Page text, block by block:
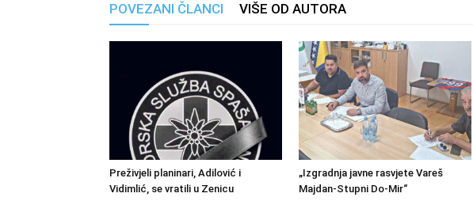
POVEZANI ČLANCI VIŠE OD AUTORA
Preživjeli planinari, Adilović i
Vidimlić, se vratili u Zenicu
„Izgradnja javne rasvjete Vareš
Majdan-Stupni Do-Mir“